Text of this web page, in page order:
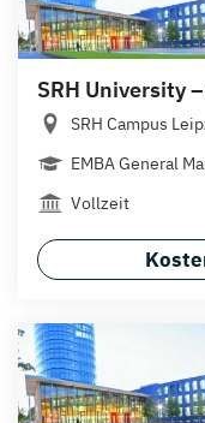
SRH University
SRH Campus
EMBA General
Vollzeit